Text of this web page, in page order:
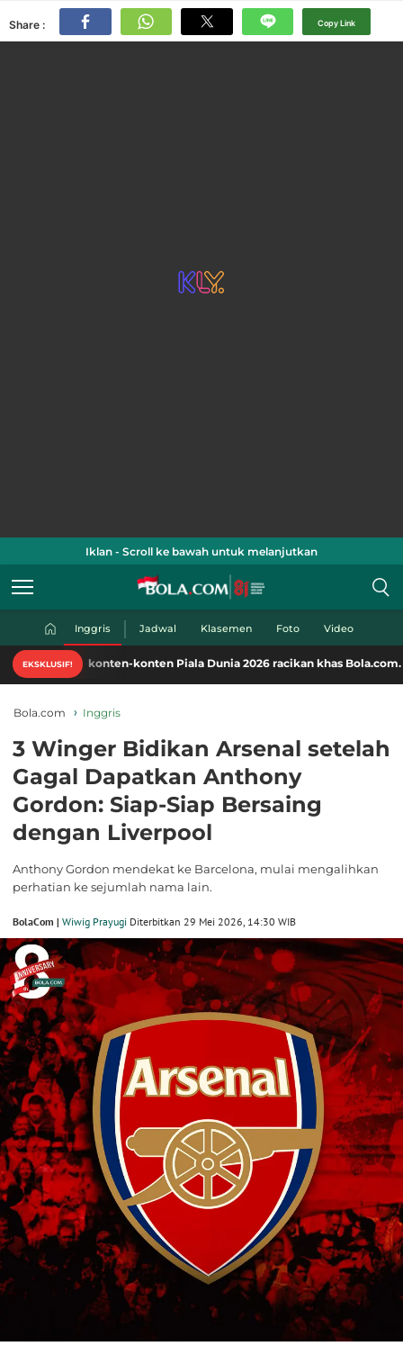
Share : Copy Link
Iklan - Scroll ke bawah untuk melanjutkan
Inggris Jadwal Klasemen Foto Video
EKSKLUSIF!
konten Piala Dunia 2026 racikan khas Bola.com. Klik di sini!
Bola.com Inggris
3 Winger Bidikan Arsenal setelah
Gagal Dapatkan Anthony
Gordon: Siap-Siap Bersaing
dengan Liverpool
Anthony Gordon mendekat ke Barcelona, mulai mengalihkan
perhatian ke sejumlah nama lain.
BolaCom | Wiwig Prayugi Diterbitkan 29 Mei 2026, 14:30 WIB